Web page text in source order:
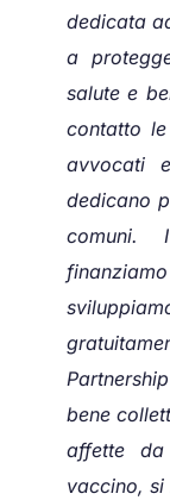
dedicata
a
salute e
contatto
avvocati
dedicano
comuni.
bene
affette
vaccino,